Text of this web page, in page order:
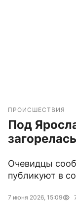
ПРОИСШЕСТВИЯ
Под
Очевидцы
публикуют в
7 июня 2026, 15:09